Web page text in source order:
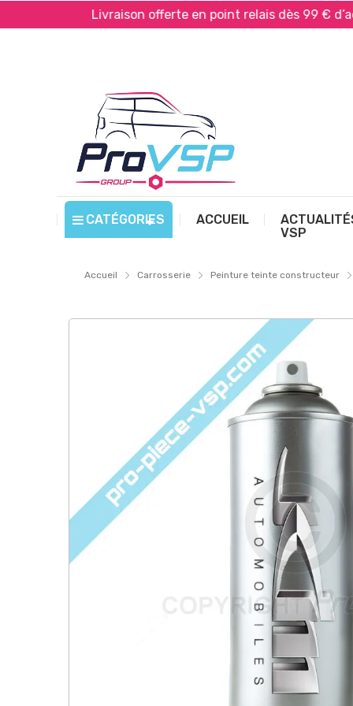
Livraison offerte en point relais dès 99 € d’achat*
CATÉGORIES ACCUEIL
VSP
Accueil Carrosserie Peinture teinte constructeur